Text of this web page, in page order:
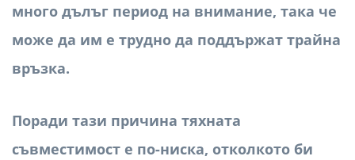
много дълъг период на внимание, така че
може да им е трудно да поддържат трайна
връзка.
Поради тази причина тяхната
съвместимост е по-ниска, отколкото би